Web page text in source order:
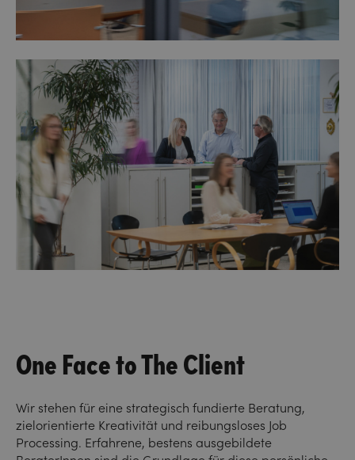
One Face to The Client
Wir stehen für eine strategisch fundierte Beratung,
zielorientierte Kreativität und reibungsloses Job
Processing. Erfahrene, bestens ausgebildete